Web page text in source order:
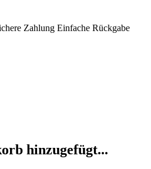
Zahlung Einfache Rückgabe
hinzugefügt...